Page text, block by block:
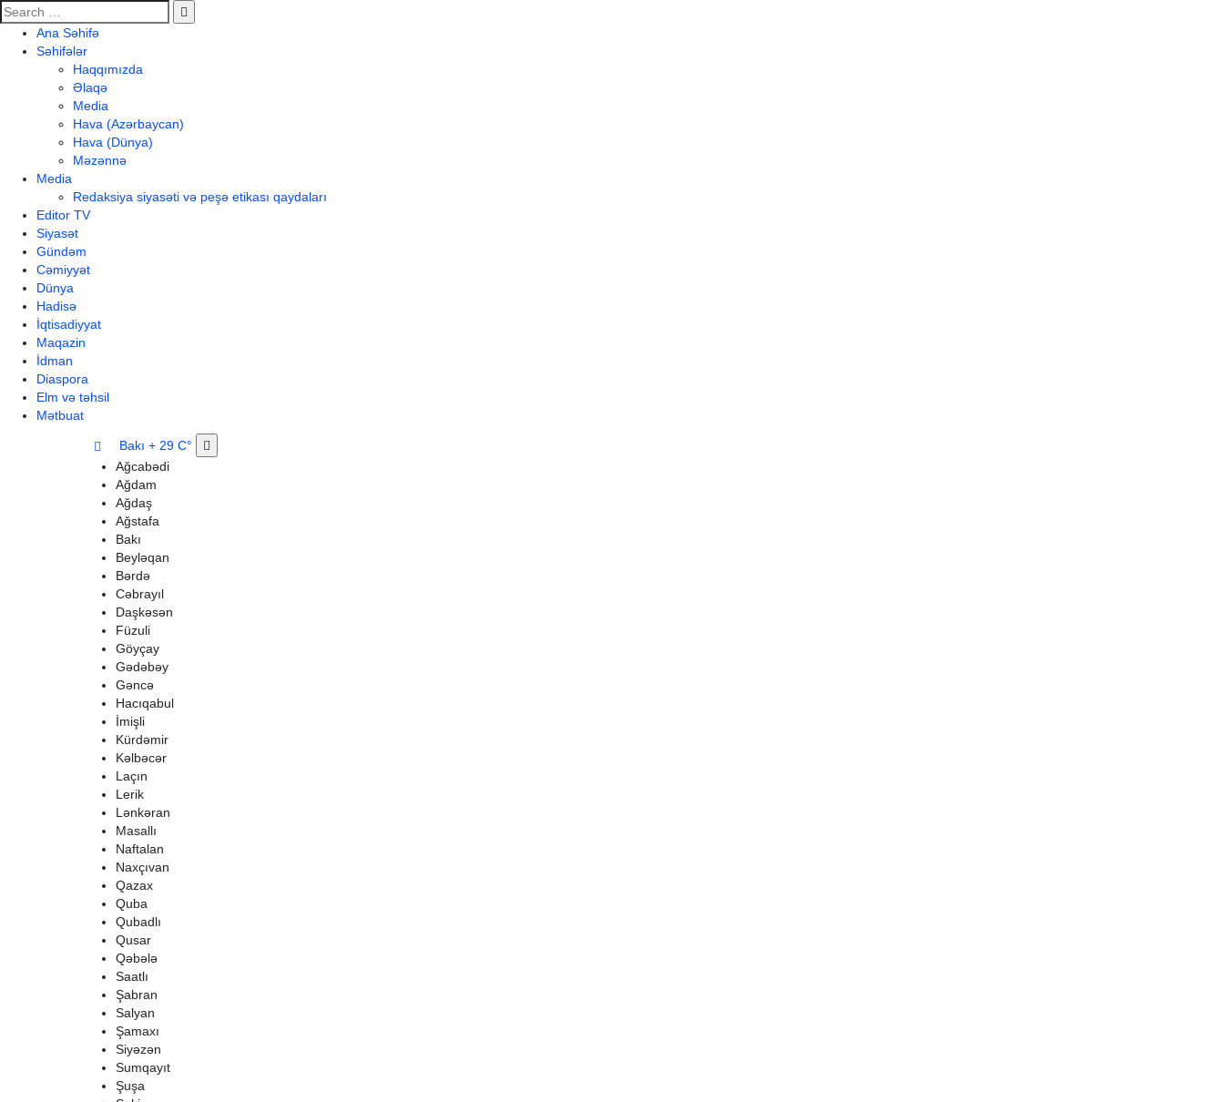
Ana Səhifə
Səhifələr
Haqqımızda
Əlaqə
Media
Hava (Azərbaycan)
Hava (Dünya)
Məzənnə
Media
Redaksiya siyasəti və peşə etikası qaydaları
Editor TV
Siyasət
Gündəm
Cəmiyyət
Dünya
Hadisə
İqtisadiyyat
Maqazin
İdman
Diaspora
Elm və təhsil
Mətbuat
Bakı + 29 C°
Ağcabədi
Ağdam
Ağdaş
Ağstafa
Bakı
Beyləqan
Bərdə
Cəbrayıl
Daşkəsən
Füzuli
Göyçay
Gədəbəy
Gəncə
Hacıqabul
İmişli
Kürdəmir
Kəlbəcər
Laçın
Lerik
Lənkəran
Masallı
Naftalan
Naxçıvan
Qazax
Quba
Qubadlı
Qusar
Qəbələ
Saatlı
Şabran
Salyan
Şamaxı
Siyəzən
Sumqayıt
Şuşa